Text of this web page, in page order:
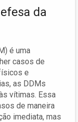
da
é uma
casos de
e
as DDMs
vítimas. Essa
de maneira
imediata, mas